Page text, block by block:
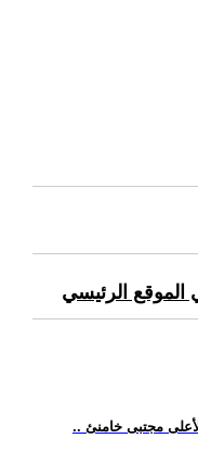
الموقع الرئيسي
مجتبى خامنئ